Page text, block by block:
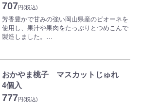
707円(税込)
芳香豊かで甘みの強い岡山県産のピオーネを
使用し、果汁や果肉をたっぷりとつめこんで
製造しました。
長年、岡山の果物を扱ってきた晴富の目で、
厳選された採れたての果物はもちろんのこ
と、新鮮な果汁から作られたゼリーは、まさ
に果物そのものの風味が生きています。
おかやま桃子 マスカットじゅれ
4個入
777円(税込)